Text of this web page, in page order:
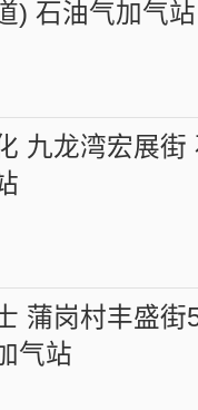
) 石油气加气站
九龙湾宏展街
蒲岗村丰盛街
气站